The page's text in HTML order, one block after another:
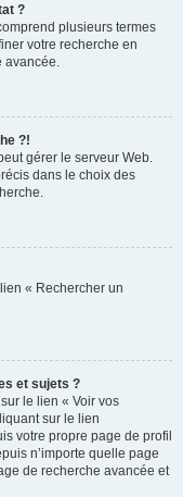
?
plusieurs termes
votre recherche en
avancée.
?!
gérer le serveur Web.
dans le choix des
« Rechercher un
et sujets ?
le lien « Voir vos
sur le lien
votre propre page de profil
n’importe quelle page
de recherche avancée et